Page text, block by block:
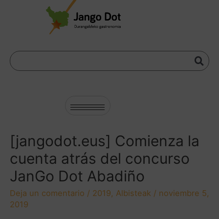
[jangodot.eus] Comienza la
cuenta atrás del concurso
JanGo Dot Abadiño
Deja un comentario / 2019, Albisteak / noviembre 5,
2019